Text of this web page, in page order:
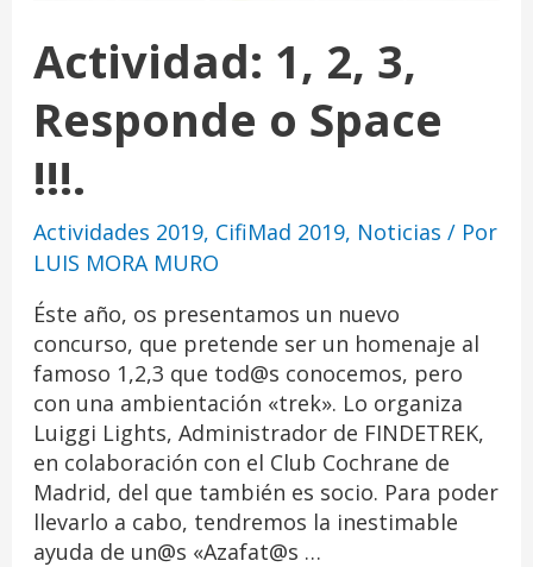
Actividad: 1, 2, 3,
Responde o Space
!!!.
Actividades 2019, CifiMad 2019, Noticias / Por
LUIS MORA MURO
Éste año, os presentamos un nuevo
concurso, que pretende ser un homenaje al
famoso 1,2,3 que tod@s conocemos, pero
con una ambientación «trek». Lo organiza
Luiggi Lights, Administrador de FINDETREK,
en colaboración con el Club Cochrane de
Madrid, del que también es socio. Para poder
llevarlo a cabo, tendremos la inestimable
ayuda de un@s «Azafat@s …